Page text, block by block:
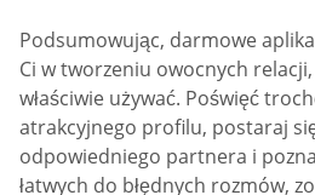
Podsumowując, darmowe
Ci w tworzeniu owocnych
właściwie używać. Poświęć
atrakcyjnego profilu, postaraj
odpowiedniego partnera i
łatwych do błędnych rozmów,